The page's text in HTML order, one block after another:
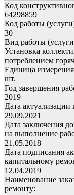
Код
64298859
Код работы
30
Вид работы
Установка
потреблением
Единица
шт.
Год завершения
2019
Дата
29.09.2021
Дата заключения
на выполнение
21.05.2018
Дата подписания
капитальному
12.04.2019
Наименование
ремонту: